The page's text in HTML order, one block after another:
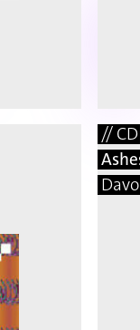
// CD